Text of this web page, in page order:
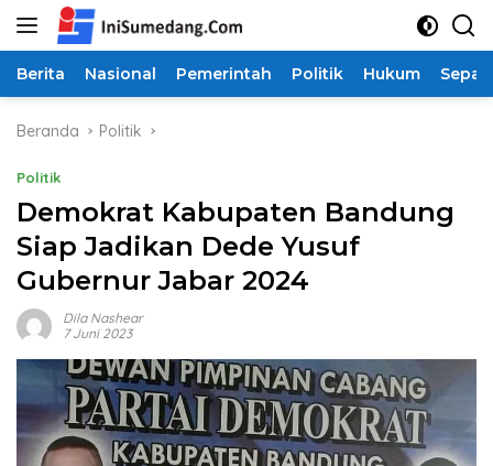
Langsung
Berita Nasional Pemerintah Politik Hukum
Beranda Politik
Politik
Demokrat Kabupaten Bandung
Siap Jadikan Dede Yusuf
Gubernur Jabar 2024
Dila Nashear
7 Juni 2023